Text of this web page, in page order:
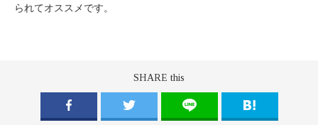
られてオススメです。
SHARE this